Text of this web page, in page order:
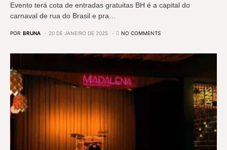
Evento terá cota de entradas gratuitas BH é a capital do
carnaval de rua do Brasil e pra…
POR BRUNA 20 DE JANEIRO DE 2025 NO COMMENTS